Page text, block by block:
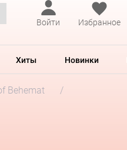
Войти
Избранное
Хиты Новинки
Behemat